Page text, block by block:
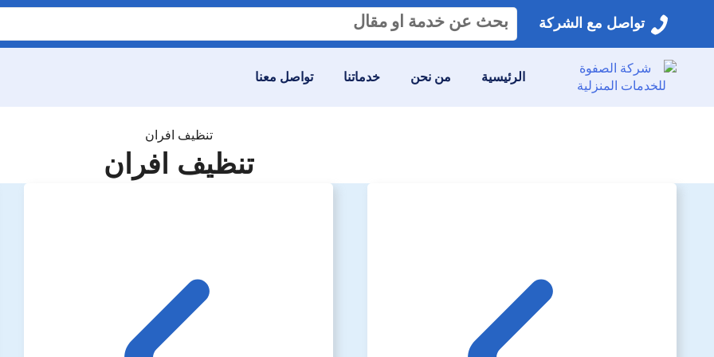
تواصل مع الشركة
البحث
عن:
الرئيسية من نحن خدماتنا تواصل معنا
تنظيف افران
تنظيف افران